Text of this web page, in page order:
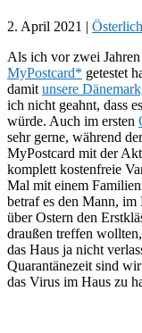
2. April 2021 |
Als ich vor zwei
MyPostcard* getestet
damit unsere
ich nicht geahnt, dass
würde. Auch im ersten
sehr gerne, während
MyPostcard mit der
komplett kostenfreie
Mal mit einem
betraf es den Mann,
über Ostern den
draußen treffen
das Haus ja nicht
Quarantänezeit sind
das Virus im Haus zu